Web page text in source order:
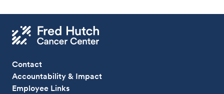
Contact
Accountability & Impact
Employee Links